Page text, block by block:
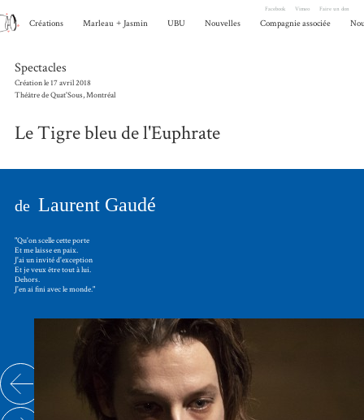
Créations Marleau + Jasmin UBU Nouvelles Compagnie associée
Facebook Vimeo Faire un don
Spectacles
Création le 17 avril 2018
Théâtre de Quat'Sous, Montréal
Le Tigre bleu de l'Euphrate
de Laurent Gaudé
"Qu'on scelle cette porte
Et me laisse en paix.
J'ai un invité d'exception
Et je veux être tout à lui.
Dehors.
J'en ai fini avec le monde."